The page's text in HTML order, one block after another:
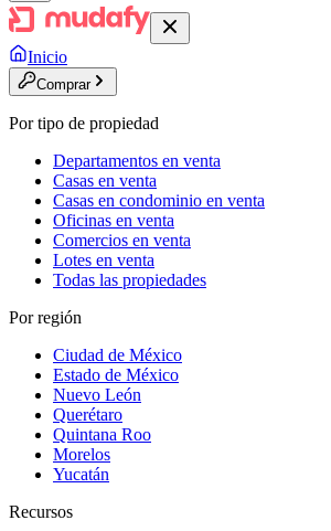
Inicio
Comprar
Por tipo de propiedad
Departamentos en venta
Casas en venta
Casas en condominio en venta
Oficinas en venta
Comercios en venta
Lotes en venta
Todas las propiedades
Por región
Ciudad de México
Estado de México
Nuevo León
Querétaro
Quintana Roo
Morelos
Yucatán
Recursos